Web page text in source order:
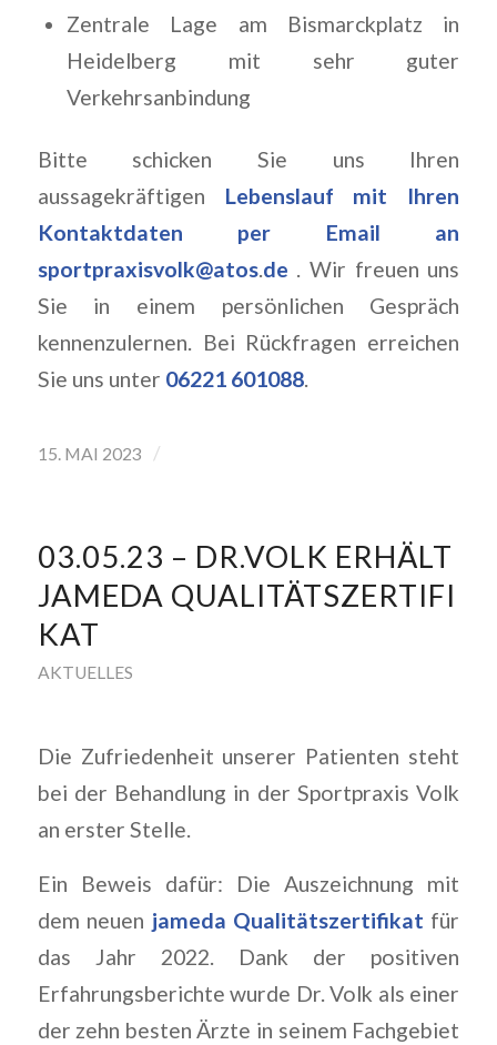
Zentrale Lage am Bismarckplatz in
Heidelberg mit sehr guter
Verkehrsanbindung
Bitte schicken Sie uns Ihren
aussagekräftigen Lebenslauf mit Ihren
Kontaktdaten per Email
an
sportpraxisvolk@atos.de . Wir freuen uns
Sie in einem persönlichen Gespräch
kennenzulernen. Bei Rückfragen erreichen
Sie uns unter 06221 601088.
15. MAI 2023 /
03.05.23 – DR.VOLK ERHÄLT
JAMEDA QUALITÄTSZERTIFI
KAT
AKTUELLES
Die Zufriedenheit unserer Patienten steht
bei der Behandlung in der Sportpraxis Volk
an erster Stelle.
Ein Beweis dafür: Die Auszeichnung mit
dem neuen jameda Qualitätszertifikat für
das Jahr 2022. Dank der positiven
Erfahrungsberichte wurde Dr. Volk als einer
der zehn besten Ärzte in seinem Fachgebiet